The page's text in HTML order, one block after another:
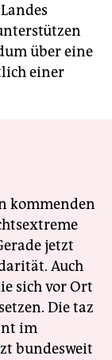
über eine
einer
kommenden
jetzt
Auch
sich vor Ort
Die taz
im
bundesweit